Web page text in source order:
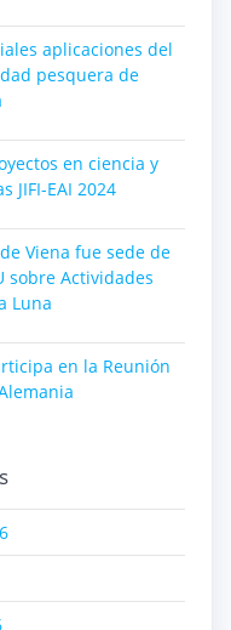
aplicaciones del
pesquera de
en ciencia y
JIFI-EAI 2024
Viena fue sede de
sobre Actividades
Luna
en la Reunión